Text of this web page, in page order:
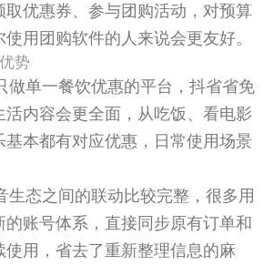
取优惠券、参与团购活动，对预算
用团购软件的人来说会更友好。
势
做单一餐饮优惠的平台，抖省省免
活内容会更全面，从吃饭、看电影
基本都有对应优惠，日常使用场景
生态之间的联动比较完整，很多用
的账号体系，直接同步原有订单和
使用，省去了重新整理信息的麻